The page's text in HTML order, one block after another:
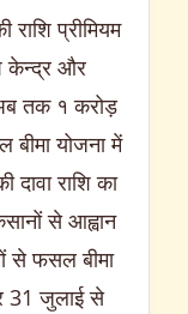
प्रीमियम
केन्द्र और
तक १ करोड़
योजना में
राशि का
से आह्वान
से फसल बीमा
31 जुलाई से